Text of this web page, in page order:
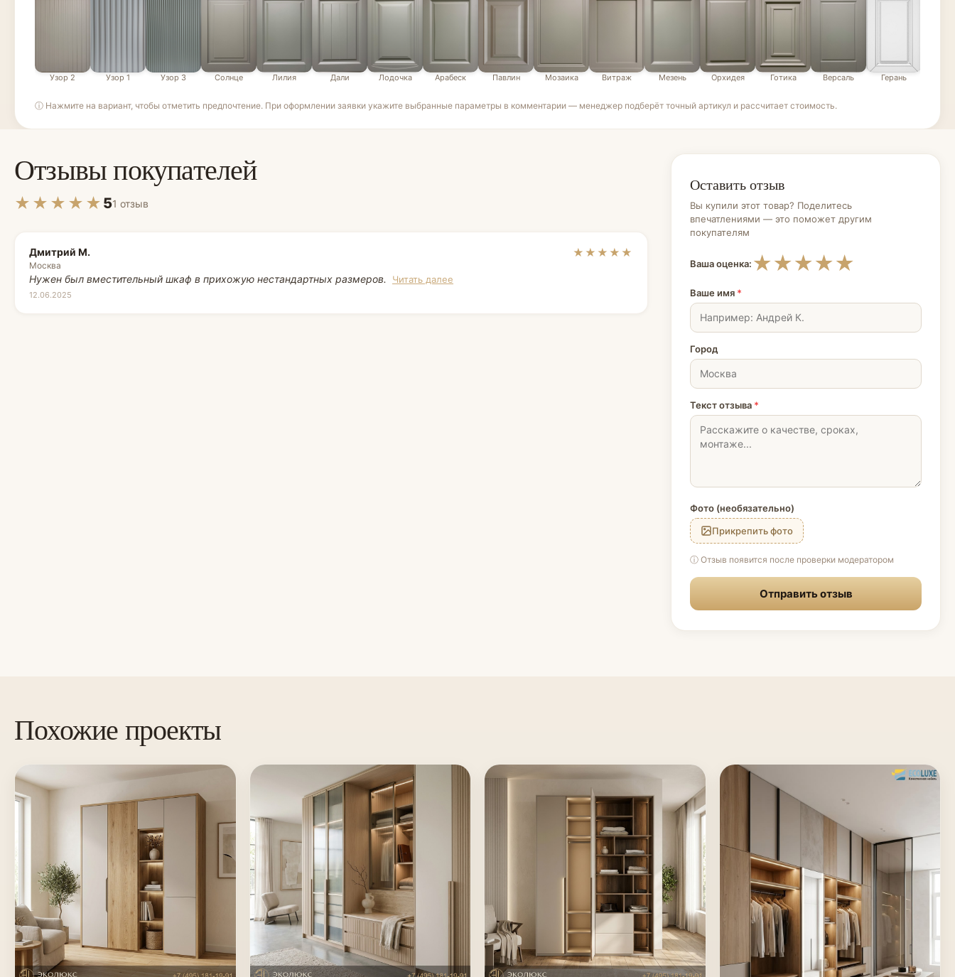
Узор 2 Узор 1 Узор 3 Солнце Лилия Дали Лодочка Арабеск Павлин Мозаика Витраж Мезень Орхидея Готика Версаль Герань
ⓘ Нажмите на вариант, чтобы отметить предпочтение. При оформлении заявки укажите выбранные параметры в комментарии — менеджер подберёт точный артикул и рассчитает стоимость.
Отзывы покупателей
★★★★★ 51 отзыв
Дмитрий М.
Москва
★★★★★
Нужен был вместительный шкаф в прихожую нестандартных размеров. Читать далее
12.06.2025
Оставить отзыв
Вы купили этот товар? Поделитесь
впечатлениями — это поможет другим
покупателям
Ваша оценка: ★
★
★
★
★
Ваше имя *
Город
Текст отзыва *
Фото (необязательно)
Прикрепить фото
ⓘ Отзыв появится после проверки модератором
Отправить отзыв
Похожие проекты